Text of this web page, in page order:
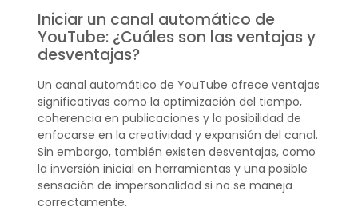
Iniciar un canal automático de
YouTube: ¿Cuáles son las ventajas y
desventajas?
Un canal automático de YouTube ofrece ventajas
significativas como la optimización del tiempo,
coherencia en publicaciones y la posibilidad de
enfocarse en la creatividad y expansión del canal.
Sin embargo, también existen desventajas, como
la inversión inicial en herramientas y una posible
sensación de impersonalidad si no se maneja
correctamente.